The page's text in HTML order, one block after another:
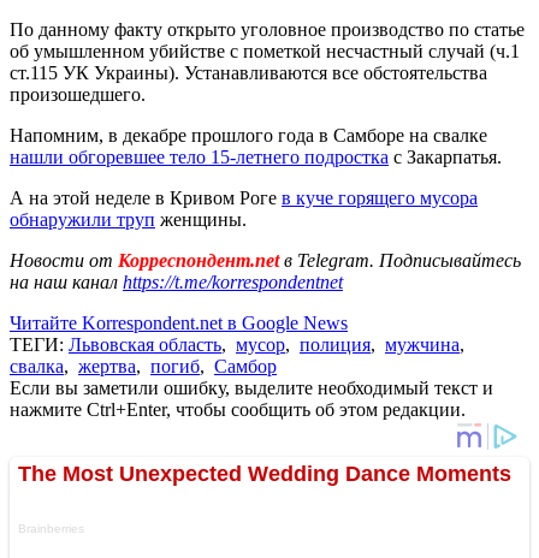
По данному факту открыто уголовное производство по статье
об умышленном убийстве с пометкой несчастный случай (ч.1
ст.115 УК Украины). Устанавливаются все обстоятельства
произошедшего.
Напомним, в декабре прошлого года в Самборе на свалке
нашли обгоревшее тело 15-летнего подростка с Закарпатья.
А на этой неделе в Кривом Роге в куче горящего мусора
обнаружили труп женщины.
Новости от Корреспондент.netв Telegram. Подписывайтесь
на наш канал https://t.me/korrespondentnet
Читайте Korrespondent.net в Google News
ТЕГИ: Львовская область, мусор, полиция, мужчина,
свалка, жертва, погиб, Самбор
Если вы заметили ошибку, выделите необходимый текст и
нажмите Ctrl+Enter, чтобы сообщить об этом редакции.